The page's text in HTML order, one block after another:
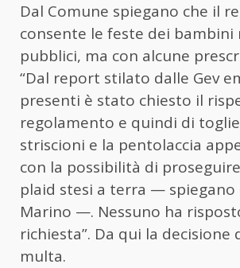
Dal Comune spiegano che il
consente le feste dei bambini
pubblici, ma con alcune
“Dal report stilato dalle Gev
presenti è stato chiesto il
regolamento e quindi di
striscioni e la pentolaccia
con la possibilità di
plaid stesi a terra — spiegano
Marino —. Nessuno ha
richiesta”. Da qui la decisione
multa.